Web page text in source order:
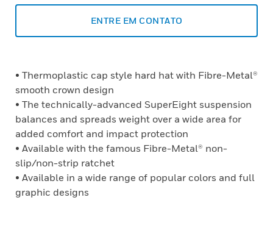
ENTRE EM CONTATO
• Thermoplastic cap style hard hat with Fibre-Metal®
smooth crown design
• The technically-advanced SuperEight suspension
balances and spreads weight over a wide area for
added comfort and impact protection
• Available with the famous Fibre-Metal® non-
slip/non-strip ratchet
• Available in a wide range of popular colors and full
graphic designs